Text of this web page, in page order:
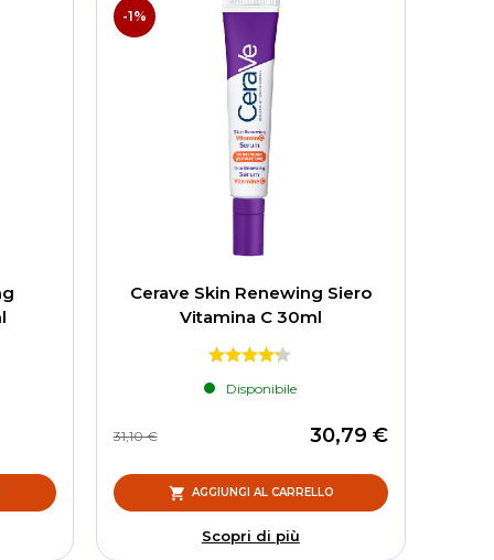
-1%
Cerave Skin Renewing Siero
Vitamina C 30ml
Disponibile
30,79 €
31,10 €
AGGIUNGI AL CARRELLO
Scopri di più